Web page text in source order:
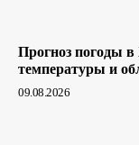
Прогноз погоды
температуры и
09.08.2026